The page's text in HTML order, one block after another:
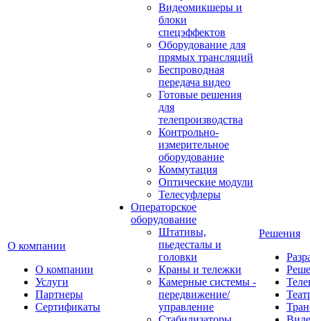
О компании
О компании
Услуги
Партнеры
Сертификаты
Видеомикшеры и
блоки
спецэффектов
Оборудование для
прямых трансляций
Беспроводная
передача видео
Готовые решения
для
телепроизводства
Контрольно-
измерительное
оборудование
Коммутация
Оптические модули
Телесуфлеры
Операторское
оборудование
Штативы,
пьедесталы и
головки
Краны и тележки
Камерные системы -
передвижение/
управление
Решения